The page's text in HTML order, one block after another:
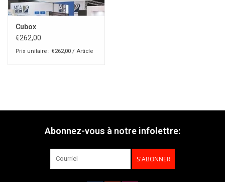
Cubox
€262,00
Prix unitaire : €262,00 / Article
Abonnez-vous à notre infolettre:
S'ABONNER